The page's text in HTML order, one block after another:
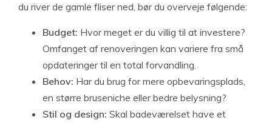
du river de gamle fliser ned, bør du overveje følgende:
Budget: Hvor meget er du villig til at investere?
Omfanget af renoveringen kan variere fra små
opdateringer til en total forvandling.
Behov: Har du brug for mere opbevaringsplads,
en større bruseniche eller bedre belysning?
Stil og design: Skal badeværelset have et